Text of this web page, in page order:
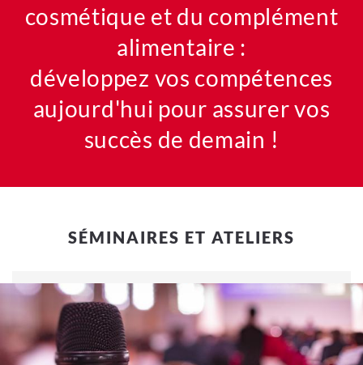
cosmétique et du complément
alimentaire :
développez vos compétences
aujourd'hui pour assurer vos
succès de demain !
SÉMINAIRES ET ATELIERS